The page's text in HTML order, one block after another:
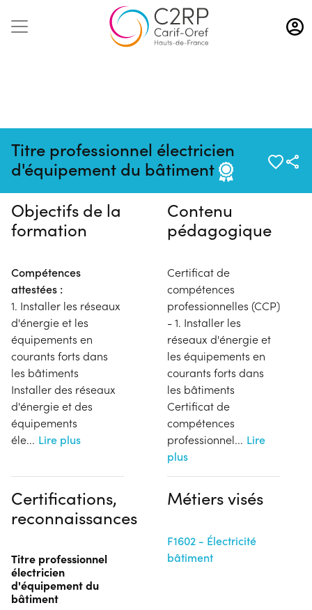
Aller
au
contenu
Titre professionnel électricien
d'équipement du bâtiment
Pas de session programmée en
ce moment
Objectifs de la
formation
Compétences
attestées :
1. Installer les réseaux
d'énergie et les
équipements en
courants forts dans
les bâtiments
Installer des réseaux
d'énergie et des
équipements
éle... Lire plus
Contenu
pédagogique
Certificat de
compétences
professionnelles (CCP)
- 1. Installer les
réseaux d'énergie et
les équipements en
courants forts dans
les bâtiments
Certificat de
compétences
professionnel... Lire
plus
Certifications,
reconnaissances
Titre professionnel
électricien
d'équipement du
bâtiment
Métiers visés
F1602 - Électricité
bâtiment